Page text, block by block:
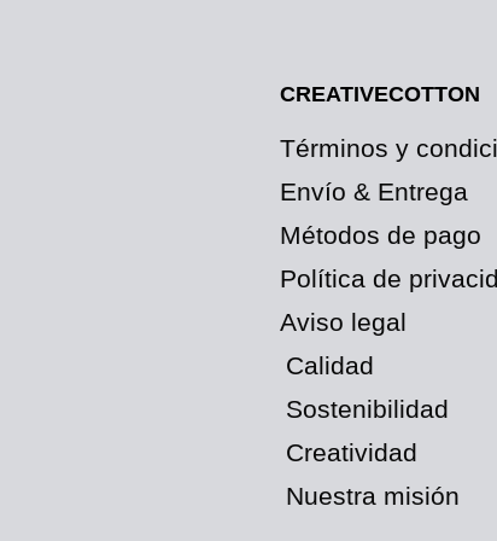
CREATIVECOTTON
Términos y
Envío & Entrega
Métodos de pago
Política de
Aviso legal
Calidad
Sostenibilidad
Creatividad
Nuestra misión